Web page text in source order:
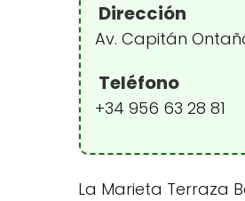
Dirección
Av. Capitán
Teléfono
+34 956 63 28 81
La Marieta Terraza